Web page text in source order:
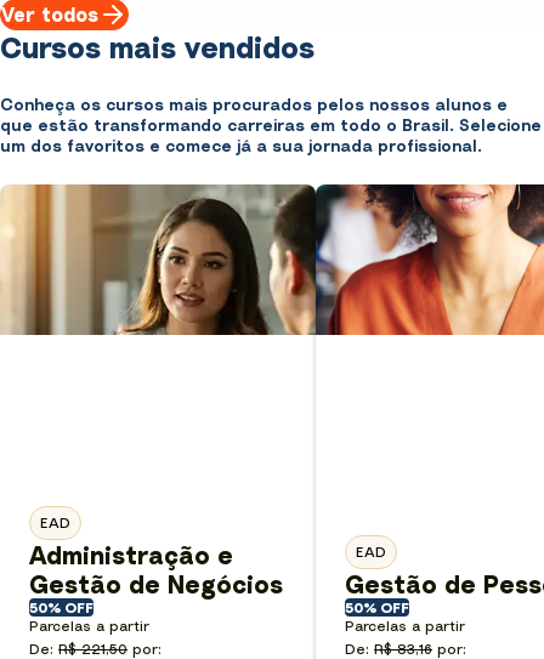
Ver todos
Cursos mais vendidos
Conheça os cursos mais procurados pelos nossos alunos e
que estão transformando carreiras em todo o Brasil. Selecione
um dos favoritos e comece já a sua jornada profissional.
EAD
Administração e
Gestão de Negócios
50% OFF
Parcelas a partir
De: R$ 221,50 por:
EAD
Gestão de
50% OFF
Parcelas a partir
De: R$ 83,16 por: